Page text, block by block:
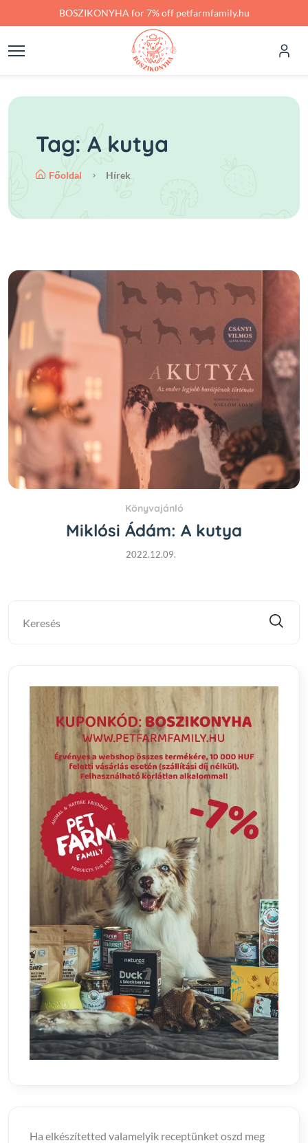
Skip to main contentBOSZIKONYHA for 7% off petfarmfamily.hu
Tag: A kutya
Főoldal Hírek
Könyvajánló
Miklósi Ádám: A kutya
2022.12.09.
Ha elkészítetted valamelyik receptünket oszd meg